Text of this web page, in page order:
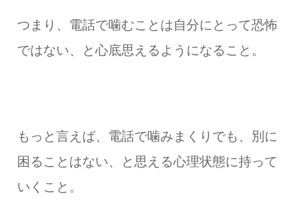
つまり、電話で噛むことは自分にとって恐怖
ではない、と心底思えるようになること。
もっと言えば、電話で噛みまくりでも、別に
困ることはない、と思える心理状態に持って
いくこと。